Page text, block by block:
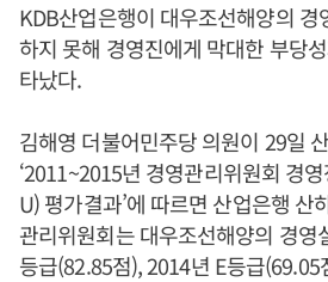
KDB산업은행이 대우조선해양의 경
하지 못해 경영진에게 막대한 부당
타났다.
김해영 더불어민주당 의원이 29일
‘2011~2015년 경영관리위원회 경
U) 평가결과’에 따르면 산업은행 산
관리위원회는 대우조선해양의 경영
등급(82.85점), 2014년 E등급(69.05